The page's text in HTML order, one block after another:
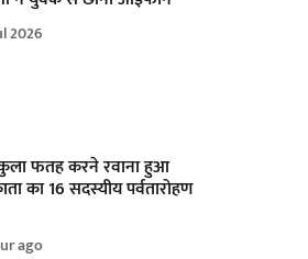
2026
फतह करने रवाना हुआ
का 16 सदस्यीय पर्वतारोहण
ago